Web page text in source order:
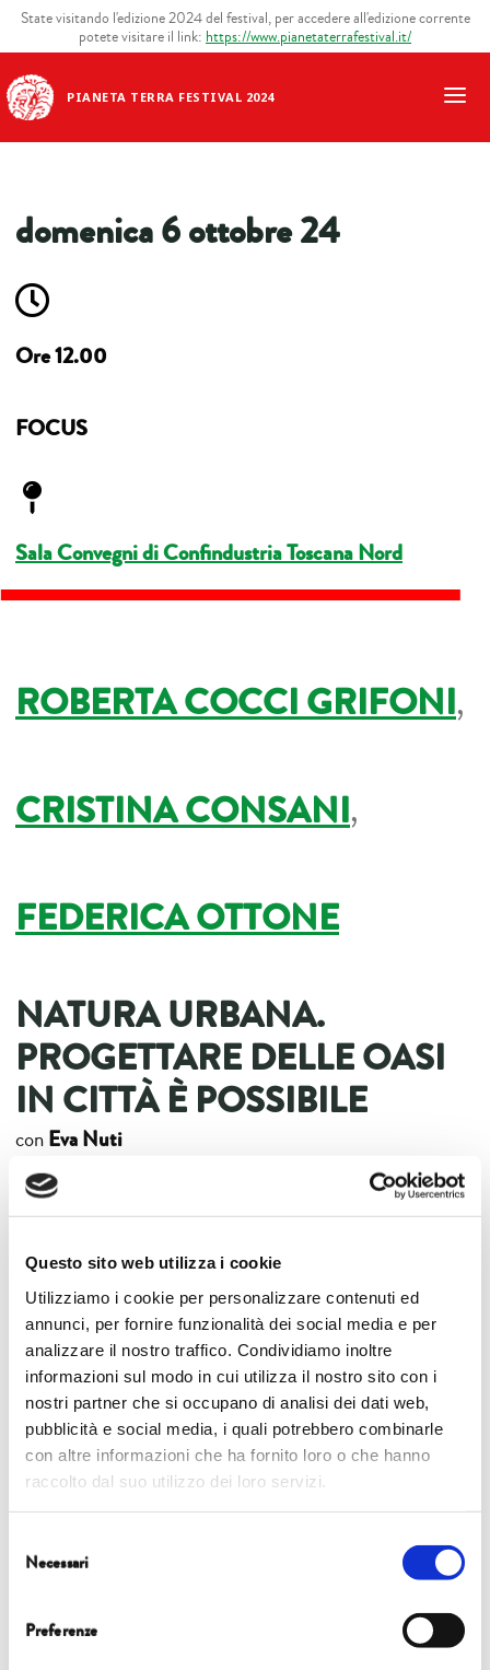
Questo sito web utilizza i cookie
Utilizziamo i cookie per personalizzare contenuti ed
annunci, per fornire funzionalità dei social media e per
analizzare il nostro traffico. Condividiamo inoltre
informazioni sul modo in cui utilizza il nostro sito con i
nostri partner che si occupano di analisi dei dati web,
pubblicità e social media, i quali potrebbero combinarle
con altre informazioni che ha fornito loro o che hanno
raccolto dal suo utilizzo dei loro servizi.
delNecessari
Preferenze
PIANETA TERRA FESTIVAL 2024
State visitando l'edizione 2024 del festival, per accedere all'edizione corrente
potete visitare il link: https://www.pianetaterrafestival.it/
domenica 6 ottobre 24
Ore 12.00
FOCUS
Sala Convegni di Confindustria Toscana Nord
ROBERTA COCCI GRIFONI,
CRISTINA CONSANI,
FEDERICA OTTONE
NATURA URBANA.
PROGETTARE DELLE OASI
IN CITTÀ È POSSIBILE
conEva Nuti
Come innestare in una città degli interventi di natura
per migliorare la qualità della vita degli abitanti, la qualità
dell’aria, l’ombreggiatura, eccetera? In questo incontro
due delle architette che coordinano il workshop “Natura
Urbana” (che si è tenuto nei giorni del festival) insieme
con l’Assessore all’Ambiente del comune di Lucca
presenteranno ai cittadini e alle istituzioni le idee e le
conclusioni del workshop.